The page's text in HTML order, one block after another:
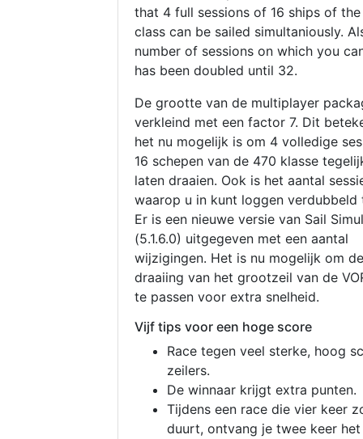
that 4 full sessions of 16 ships of
class can be sailed simultaniously.
number of sessions on which you
has been doubled until 32.
De grootte van de multiplayer
verkleind met een factor 7. Dit
het nu mogelijk is om 4 volledige
16 schepen van de 470 klasse
laten draaien. Ook is het aantal
waarop u in kunt loggen verdubbeld
Er is een nieuwe versie van Sail
(5.1.6.0) uitgegeven met een aantal
wijzigingen. Het is nu mogelijk om de
draaiing van het grootzeil van de
te passen voor extra snelheid.
Vijf tips voor een hoge score
Race tegen veel sterke, hoog
zeilers.
De winnaar krijgt extra punten.
Tijdens een race die vier keer
duurt, ontvang je twee keer